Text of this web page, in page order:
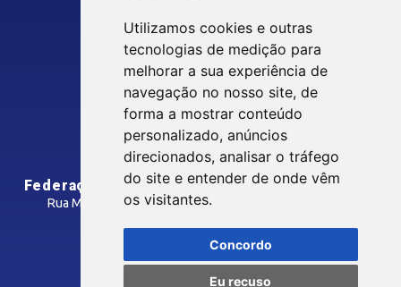
Utilizamos cookies e outras
tecnologias de medição para
melhorar a sua experiência de
navegação no nosso site, de
forma a mostrar conteúdo
personalizado, anúncios
direcionados, analisar o tráfego
do site e entender de onde vêm
os visitantes.
Concordo
Eu recuso
Núcleo de Acesso ao Crédito
Centro Internacional de Negócios -
CONTRIBUIÇÃO SINDICAL
SINDICATOS FILIADOS
Siga nossas Redes Sociais
INTRANET
Federação das Indústrias do Estado da Paraíba
Rua Manoel Gonçalves Guimarães, 195 - José Pinheiro
Como Chegar